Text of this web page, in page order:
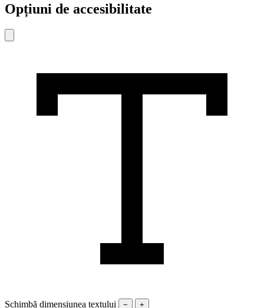
Opțiuni de accesibilitate
Schimbă dimensiunea textului − +